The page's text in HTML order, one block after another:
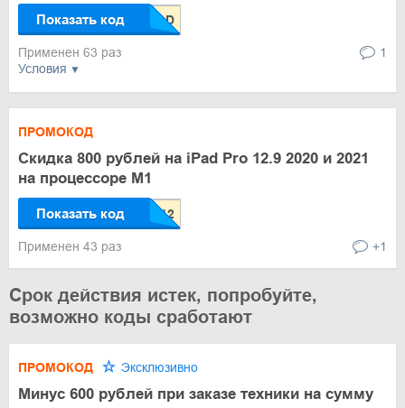
Условия
Показать код
Применен 63 раз 1
ПРОМОКОД
Скидка 800 рублей на iPad Pro 12.9 2020 и 2021
на процессоре M1
Показать код
Применен 43 раз +1
Срок действия истек, попробуйте,
возможно коды сработают
ПРОМОКОД Эксклюзивно
Минус 600 рублей при заказе техники на сумму